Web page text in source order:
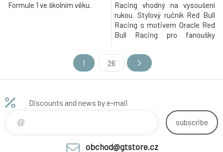
Formule 1 ve školním věku.
Racing vhodný na vysoušení
rukou. Stylový ručník Red Bull
Racing s motivem Oracle Red
Bull Racing pro fanoušky
bavlna.
1 26
Discounts and news by e-mail
subscribe
obchod@gtstore.cz